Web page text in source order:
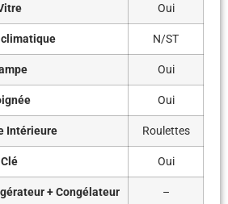
Oui
N/ST
Oui
Oui
Intérieure Roulettes
Clé Oui
+ Congélateur –